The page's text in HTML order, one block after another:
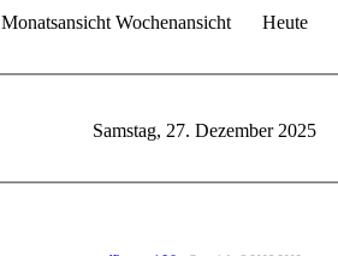
Monatsansicht Wochenansicht Heute
Samstag, 27. Dezember 2025